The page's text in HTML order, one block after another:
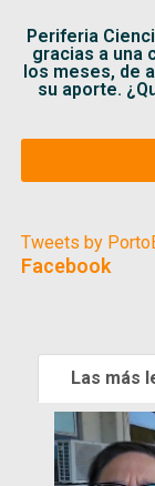
Periferia
gracias a una
los meses, de
su aporte.
Tweets by
Facebook
Las más